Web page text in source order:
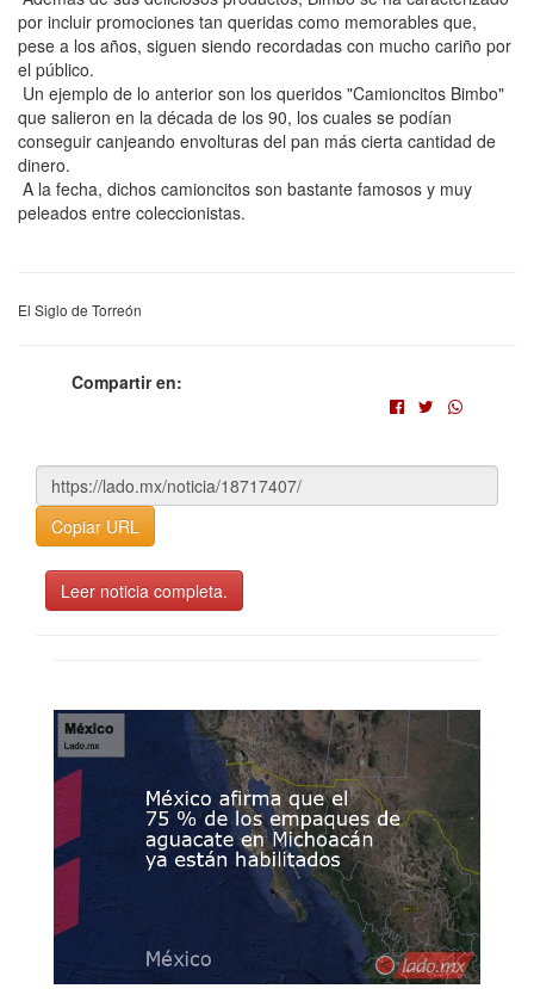
por incluir promociones tan queridas como memorables que,
pese a los años, siguen siendo recordadas con mucho cariño por
el público.
Un ejemplo de lo anterior son los queridos "Camioncitos Bimbo"
que salieron en la década de los 90, los cuales se podían
conseguir canjeando envolturas del pan más cierta cantidad de
dinero.
A la fecha, dichos camioncitos son bastante famosos y muy
peleados entre coleccionistas.
El Siglo de Torreón
Compartir en:
Copiar URL
Leer noticia completa.